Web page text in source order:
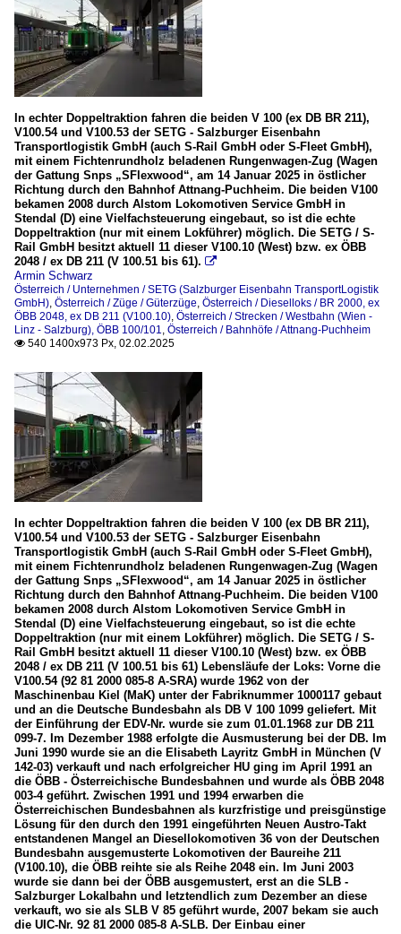
SLB Salzburger Lokalbahnen / Salzburg AG
Züge
Güterzüge
In echter Doppeltraktion fahren die beiden V 100 (ex DB BR 211),
V100.54 und V100.53 der SETG - Salzburger Eisenbahn
Transportlogistik GmbH (auch S-Rail GmbH oder S-Fleet GmbH),
mit einem Fichtenrundholz beladenen Rungenwagen-Zug (Wagen
der Gattung Snps „SFlexwood“, am 14 Januar 2025 in östlicher
Richtung durch den Bahnhof Attnang-Puchheim. Die beiden V100
bekamen 2008 durch Alstom Lokomotiven Service GmbH in
Stendal (D) eine Vielfachsteuerung eingebaut, so ist die echte
Doppeltraktion (nur mit einem Lokführer) möglich. Die SETG / S-
Rail GmbH besitzt aktuell 11 dieser V100.10 (West) bzw. ex ÖBB
2048 / ex DB 211 (V 100.51 bis 61). 
Armin Schwarz
Österreich / Unternehmen / SETG (Salzburger Eisenbahn TransportLogistik
GmbH), Österreich / Züge / Güterzüge, Österreich / Dieselloks / BR 2000, ex
ÖBB 2048, ex DB 211 (V100.10), Österreich / Strecken / Westbahn (Wien -
Linz - Salzburg), ÖBB 100/101, Österreich / Bahnhöfe / Attnang-Puchheim
 540 1400x973 Px, 02.02.2025
In echter Doppeltraktion fahren die beiden V 100 (ex DB BR 211),
V100.54 und V100.53 der SETG - Salzburger Eisenbahn
Transportlogistik GmbH (auch S-Rail GmbH oder S-Fleet GmbH),
mit einem Fichtenrundholz beladenen Rungenwagen-Zug (Wagen
der Gattung Snps „SFlexwood“, am 14 Januar 2025 in östlicher
Richtung durch den Bahnhof Attnang-Puchheim. Die beiden V100
bekamen 2008 durch Alstom Lokomotiven Service GmbH in
Stendal (D) eine Vielfachsteuerung eingebaut, so ist die echte
Doppeltraktion (nur mit einem Lokführer) möglich. Die SETG / S-
Rail GmbH besitzt aktuell 11 dieser V100.10 (West) bzw. ex ÖBB
2048 / ex DB 211 (V 100.51 bis 61) Lebensläufe der Loks: Vorne die
V100.54 (92 81 2000 085-8 A-SRA) wurde 1962 von der
Maschinenbau Kiel (MaK) unter der Fabriknummer 1000117 gebaut
und an die Deutsche Bundesbahn als DB V 100 1099 geliefert. Mit
der Einführung der EDV-Nr. wurde sie zum 01.01.1968 zur DB 211
099-7. Im Dezember 1988 erfolgte die Ausmusterung bei der DB. Im
Juni 1990 wurde sie an die Elisabeth Layritz GmbH in München (V
142-03) verkauft und nach erfolgreicher HU ging im April 1991 an
die ÖBB - Österreichische Bundesbahnen und wurde als ÖBB 2048
003-4 geführt. Zwischen 1991 und 1994 erwarben die
Österreichischen Bundesbahnen als kurzfristige und preisgünstige
Lösung für den durch den 1991 eingeführten Neuen Austro-Takt
entstandenen Mangel an Diesellokomotiven 36 von der Deutschen
Bundesbahn ausgemusterte Lokomotiven der Baureihe 211
(V100.10), die ÖBB reihte sie als Reihe 2048 ein. Im Juni 2003
wurde sie dann bei der ÖBB ausgemustert, erst an die SLB -
Salzburger Lokalbahn und letztendlich zum Dezember an diese
verkauft, wo sie als SLB V 85 geführt wurde, 2007 bekam sie auch
die UIC-Nr. 92 81 2000 085-8 A-SLB. Der Einbau einer